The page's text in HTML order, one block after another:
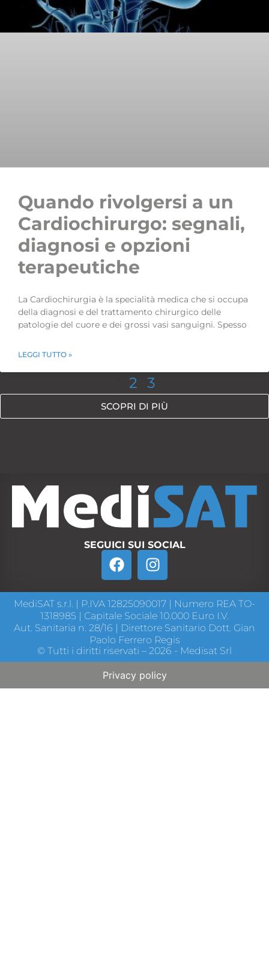
Quando rivolgersi a un
Cardiochirurgo: segnali,
diagnosi e opzioni
terapeutiche
La Cardiochirurgia è la specialità medica che si occupa
della diagnosi e del trattamento chirurgico delle
patologie del cuore e dei grossi vasi sanguigni. Spesso
LEGGI TUTTO »
2 3
SCOPRI DI PIÙ
SEGUICI SUI SOCIAL
MediSAT s.r.l. | P.IVA 12825090017 | Numero REA TO-
1318985 | Capitale Sociale 10.000 Euro I.V.
Aut. Sanitaria n. 28/16 | Direttore Sanitario Dott. Gian
Paolo Ferrero Regis
© Tutti i diritti riservati – 2026 - Medisat Srl
Privacy policy